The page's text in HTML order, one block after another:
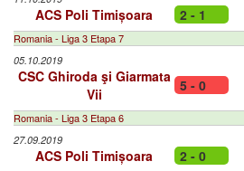
ACS Poli Timișoara 2 - 1
Romania - Liga 3 Etapa 7
05.10.2019
CSC Ghiroda şi Giarmata
Vii
5 - 0
Romania - Liga 3 Etapa 6
27.09.2019
ACS Poli Timișoara 2 - 0